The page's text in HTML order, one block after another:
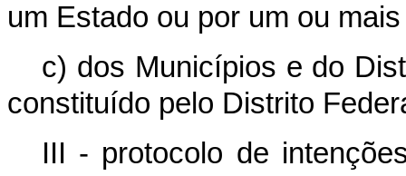
um Estado ou por um ou
c) dos Municípios e do
constituído pelo Distrito
III - protocolo de